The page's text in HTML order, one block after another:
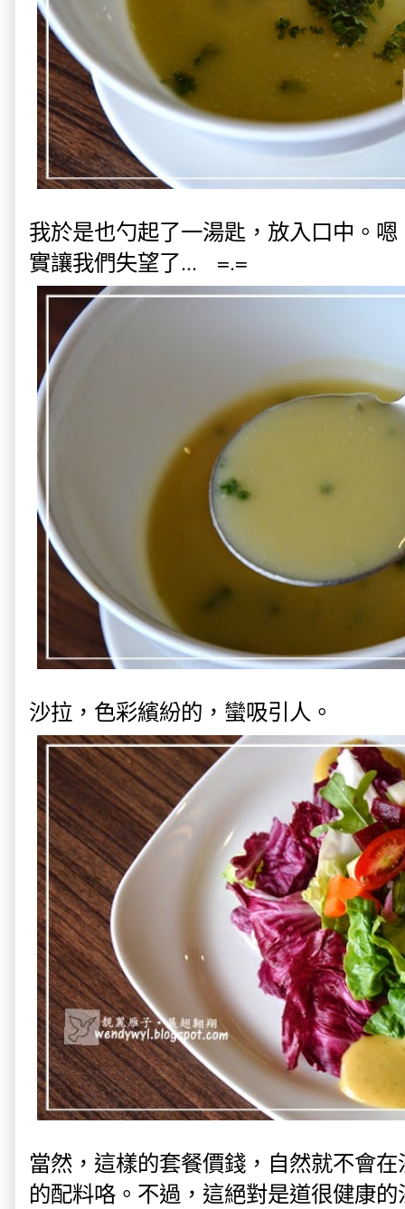
我於是也勺起了一湯匙，放入口中。
實讓我們失望了... =.=
沙拉，色彩繽紛的，蠻吸引人。
當然，這樣的套餐價錢，自然就不會在
的配料咯。不過，這絕對是道很健康的